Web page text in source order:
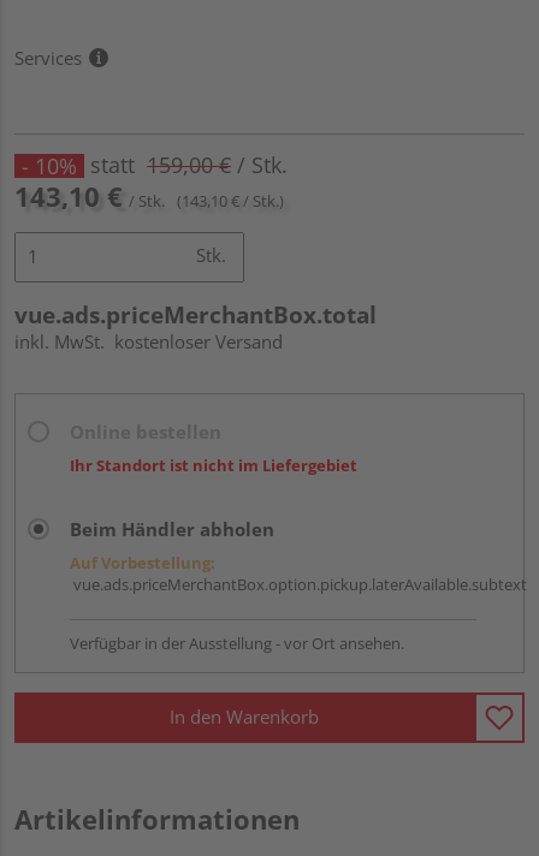
Services
- 10% statt 159,00 € / Stk.
143,10 € / Stk. (143,10 € / Stk.)
Stk.
vue.ads.priceMerchantBox.total
inkl. MwSt. kostenloser Versand
Ihr Standort ist nicht im Liefergebiet
Beim Händler abholen
Auf Vorbestellung:
vue.ads.priceMerchantBox.option.pickup.laterAvailable.subtext
Verfügbar in der Ausstellung - vor Ort ansehen.
In den Warenkorb
Artikelinformationen